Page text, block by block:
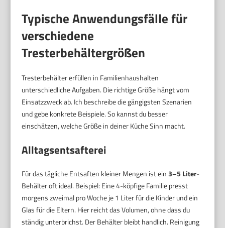
Typische Anwendungsfälle für
verschiedene
Tresterbehältergrößen
Tresterbehälter erfüllen in Familienhaushalten
unterschiedliche Aufgaben. Die richtige Größe hängt vom
Einsatzzweck ab. Ich beschreibe die gängigsten Szenarien
und gebe konkrete Beispiele. So kannst du besser
einschätzen, welche Größe in deiner Küche Sinn macht.
Alltagsentsafterei
Für das tägliche Entsaften kleiner Mengen ist ein3–5 Liter-
Behälter oft ideal. Beispiel: Eine 4-köpfige Familie presst
morgens zweimal pro Woche je 1 Liter für die Kinder und ein
Glas für die Eltern. Hier reicht das Volumen, ohne dass du
ständig unterbrichst. Der Behälter bleibt handlich. Reinigung